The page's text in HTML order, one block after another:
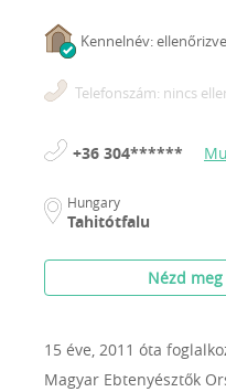
Kennelnév: ellenőrizve
Telefonszám: nincs
+36 304******
Hungary
Tahitótfalu
Nézd
15 éve, 2011 óta
Magyar Ebtenyésztők